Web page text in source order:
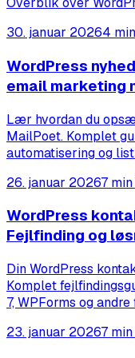
30. januar 20264
WordPress
email marketing
Lær hvordan du
MailPoet. Komplet
automatisering og
26. januar 20267
WordPress
Fejlfinding og
Din WordPress
Komplet
7, WPForms og
23. januar 20267